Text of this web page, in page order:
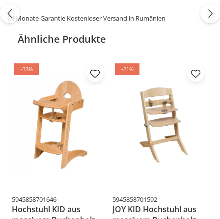
Wählen Sie den Bucin Mob Kinderstuhl und bieten
Sie Ihrem Kind einen bequemen und sicheren Ort
zum Entspannen und Genießen der Kindheit!
Bestellen Sie jetzt!
24 Monate Garantie Kostenloser Versand in Rumänien
Ähnliche Produkte
-33%
5945858701646
Hochstuhl KID aus
-21%
5945858701592
JOY KID Hochstuhl aus